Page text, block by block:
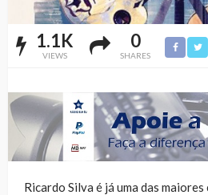
1.1K
VIEWS
0
SHARES
Ricardo Silva é já uma das